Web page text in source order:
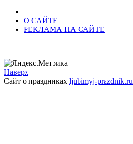
О САЙТЕ
РЕКЛАМА НА САЙТЕ
Наверх
Сайт о праздниках ljubimyj-prazdnik.ru